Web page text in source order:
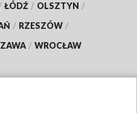
ŁÓDŹ / OLSZTYN /
/ RZESZÓW /
/ WROCŁAW